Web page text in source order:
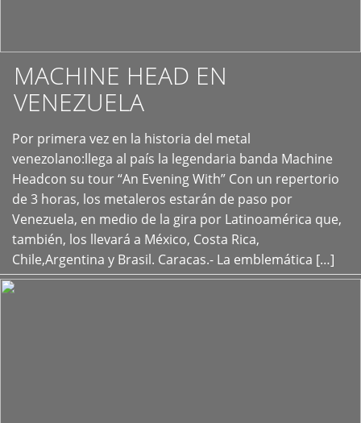
MACHINE HEAD EN
VENEZUELA
Por primera vez en la historia del metal
venezolano:llega al país la legendaria banda Machine
Headcon su tour “An Evening With” Con un repertorio
de 3 horas, los metaleros estarán de paso por
Venezuela, en medio de la gira por Latinoamérica que,
también, los llevará a México, Costa Rica,
Chile,Argentina y Brasil. Caracas.- La emblemática […]
+